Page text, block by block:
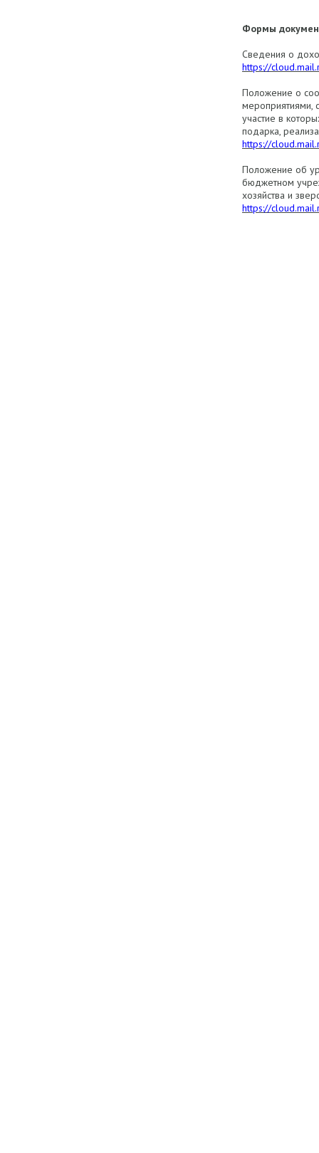
Формы
Сведения о
https://
Положение о
мероприятиями,
участие в
подарка,
https://
Положение об
бюджетном
хозяйства и
https://